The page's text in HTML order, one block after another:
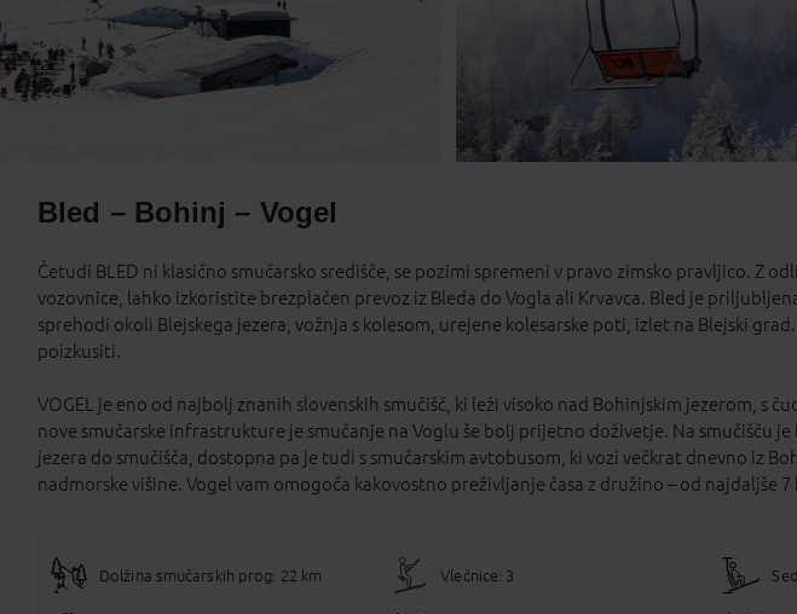
Bled – Bohinj – Vogel
Četudi BLED ni klasično smučarsko središče, se pozimi spremeni v pravo zimsko pravljico. Z
vozovnice, lahko izkoristite brezplačen prevoz iz Bleda do Vogla ali Krvavca. Bled je
sprehodi okoli Blejskega jezera, vožnja s kolesom, urejene kolesarske poti, izlet na Blejski
poizkusiti.
VOGEL je eno od najbolj znanih slovenskih smučišč, ki leži visoko nad Bohinjskim jezerom, s
nove smučarske infrastrukture je smučanje na Voglu še bolj prijetno doživetje. Na smučišču
jezera do smučišča, dostopna pa je tudi s smučarskim avtobusom, ki vozi večkrat dnevno iz
nadmorske višine. Vogel vam omogoča kakovostno preživljanje časa z družino – od
Dolžina smučarskih prog: 22 km Vlečnice: 3